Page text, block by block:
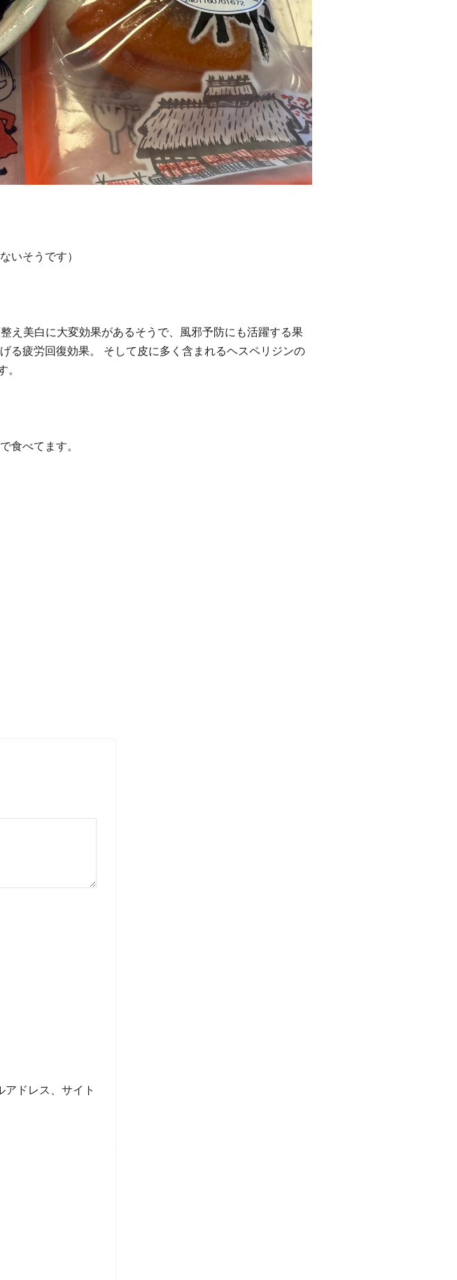
いそうです）
え美白に大変効果があるそうで、風邪予防にも活躍する果
る疲労回復効果。
そして皮に多く含まれるヘスペリジンの
食べてます。
ドレス、サイト